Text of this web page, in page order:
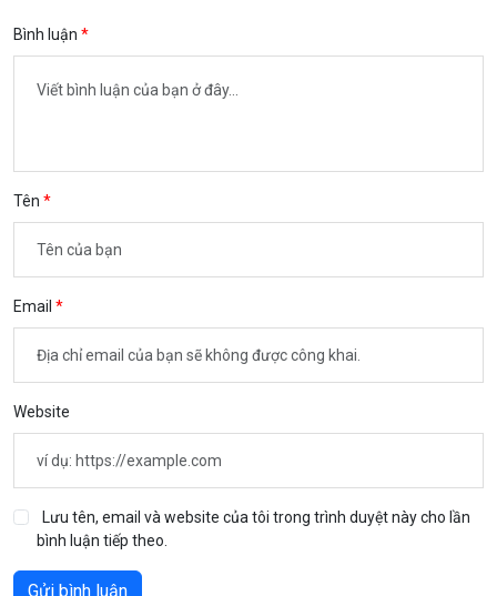
Bình luận
Tên
Email
Website
Lưu tên, email và website của tôi trong trình duyệt này cho lần
bình luận tiếp theo.
Gửi bình luận